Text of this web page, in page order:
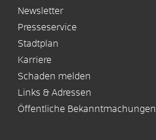
Newsletter
Presseservice
Stadtplan
Karriere
Schaden melden
Links & Adressen
Öffentliche Bekanntmachungen